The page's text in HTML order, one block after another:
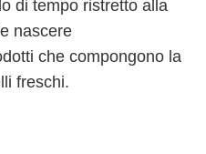
di tempo ristretto alla
nascere
che compongono la
freschi.